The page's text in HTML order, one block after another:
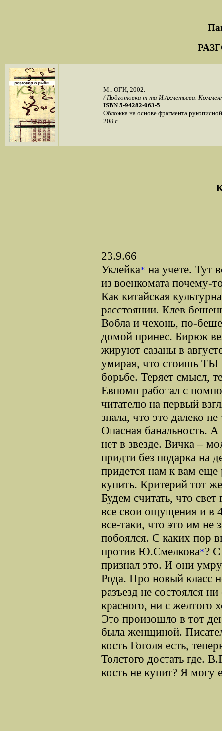
М.: ОГИ, 2002.
/ Подготовка т-та И.Ахметьева.
ISBN 5-94282-063-5
Обложка на основе фрагмента
208 с.
23.9.66
Уклейка* на учете. Тут
из военкомата почему-
Как китайская
расстоянии. Клев
Вобла и чехонь, по-
домой принес. Бирюк
жируют сазаны в
умирая, что стоишь ТЫ
борьбе. Теряет смысл,
Евпомп работал с
читателю на первый
знала, что это далеко
Опасная банальность.
нет в звезде. Вичка –
придти без подарка на
придется нам к вам еще
купить. Критерий тот
Будем считать, что
все свои ощущения и в
все-таки, что это им не
побоялся. С каких пор
против Ю.Смелкова*? С
признал это. И они
Рода. Про новый класс
разъезд не состоялся
красного, ни с желтого
Это произошло в тот
была женщиной.
кость Гоголя есть,
Толстого достать где.
кость не купит? Я могу